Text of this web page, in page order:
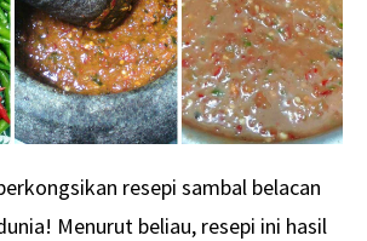
resepi sambal belacan
Menurut beliau, resepi ini hasil